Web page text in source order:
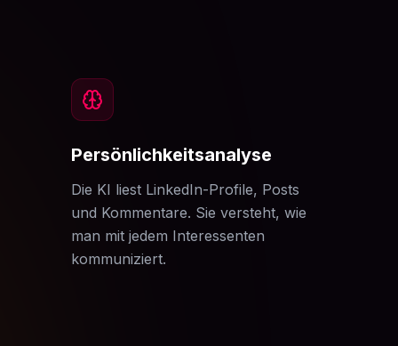
Persönlichkeitsanalyse
Die KI liest LinkedIn-Profile, Posts
und Kommentare. Sie versteht, wie
man mit jedem Interessenten
kommuniziert.